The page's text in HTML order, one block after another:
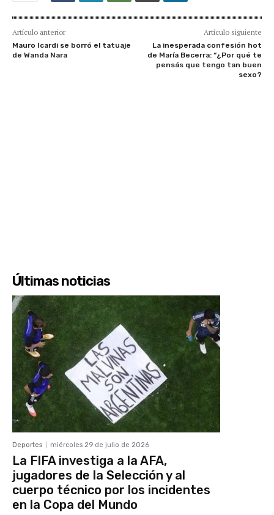
Artículo anterior
Mauro Icardi se borró el tatuaje
de Wanda Nara
Artículo siguiente
La inesperada confesión hot
de María Becerra: “¿Por qué te
pensás que tengo tan buen
sexo?
Últimas noticias
Deportes miércoles 29 de julio de 2026
La FIFA investiga a la AFA,
jugadores de la Selección y al
cuerpo técnico por los incidentes
en la Copa del Mundo